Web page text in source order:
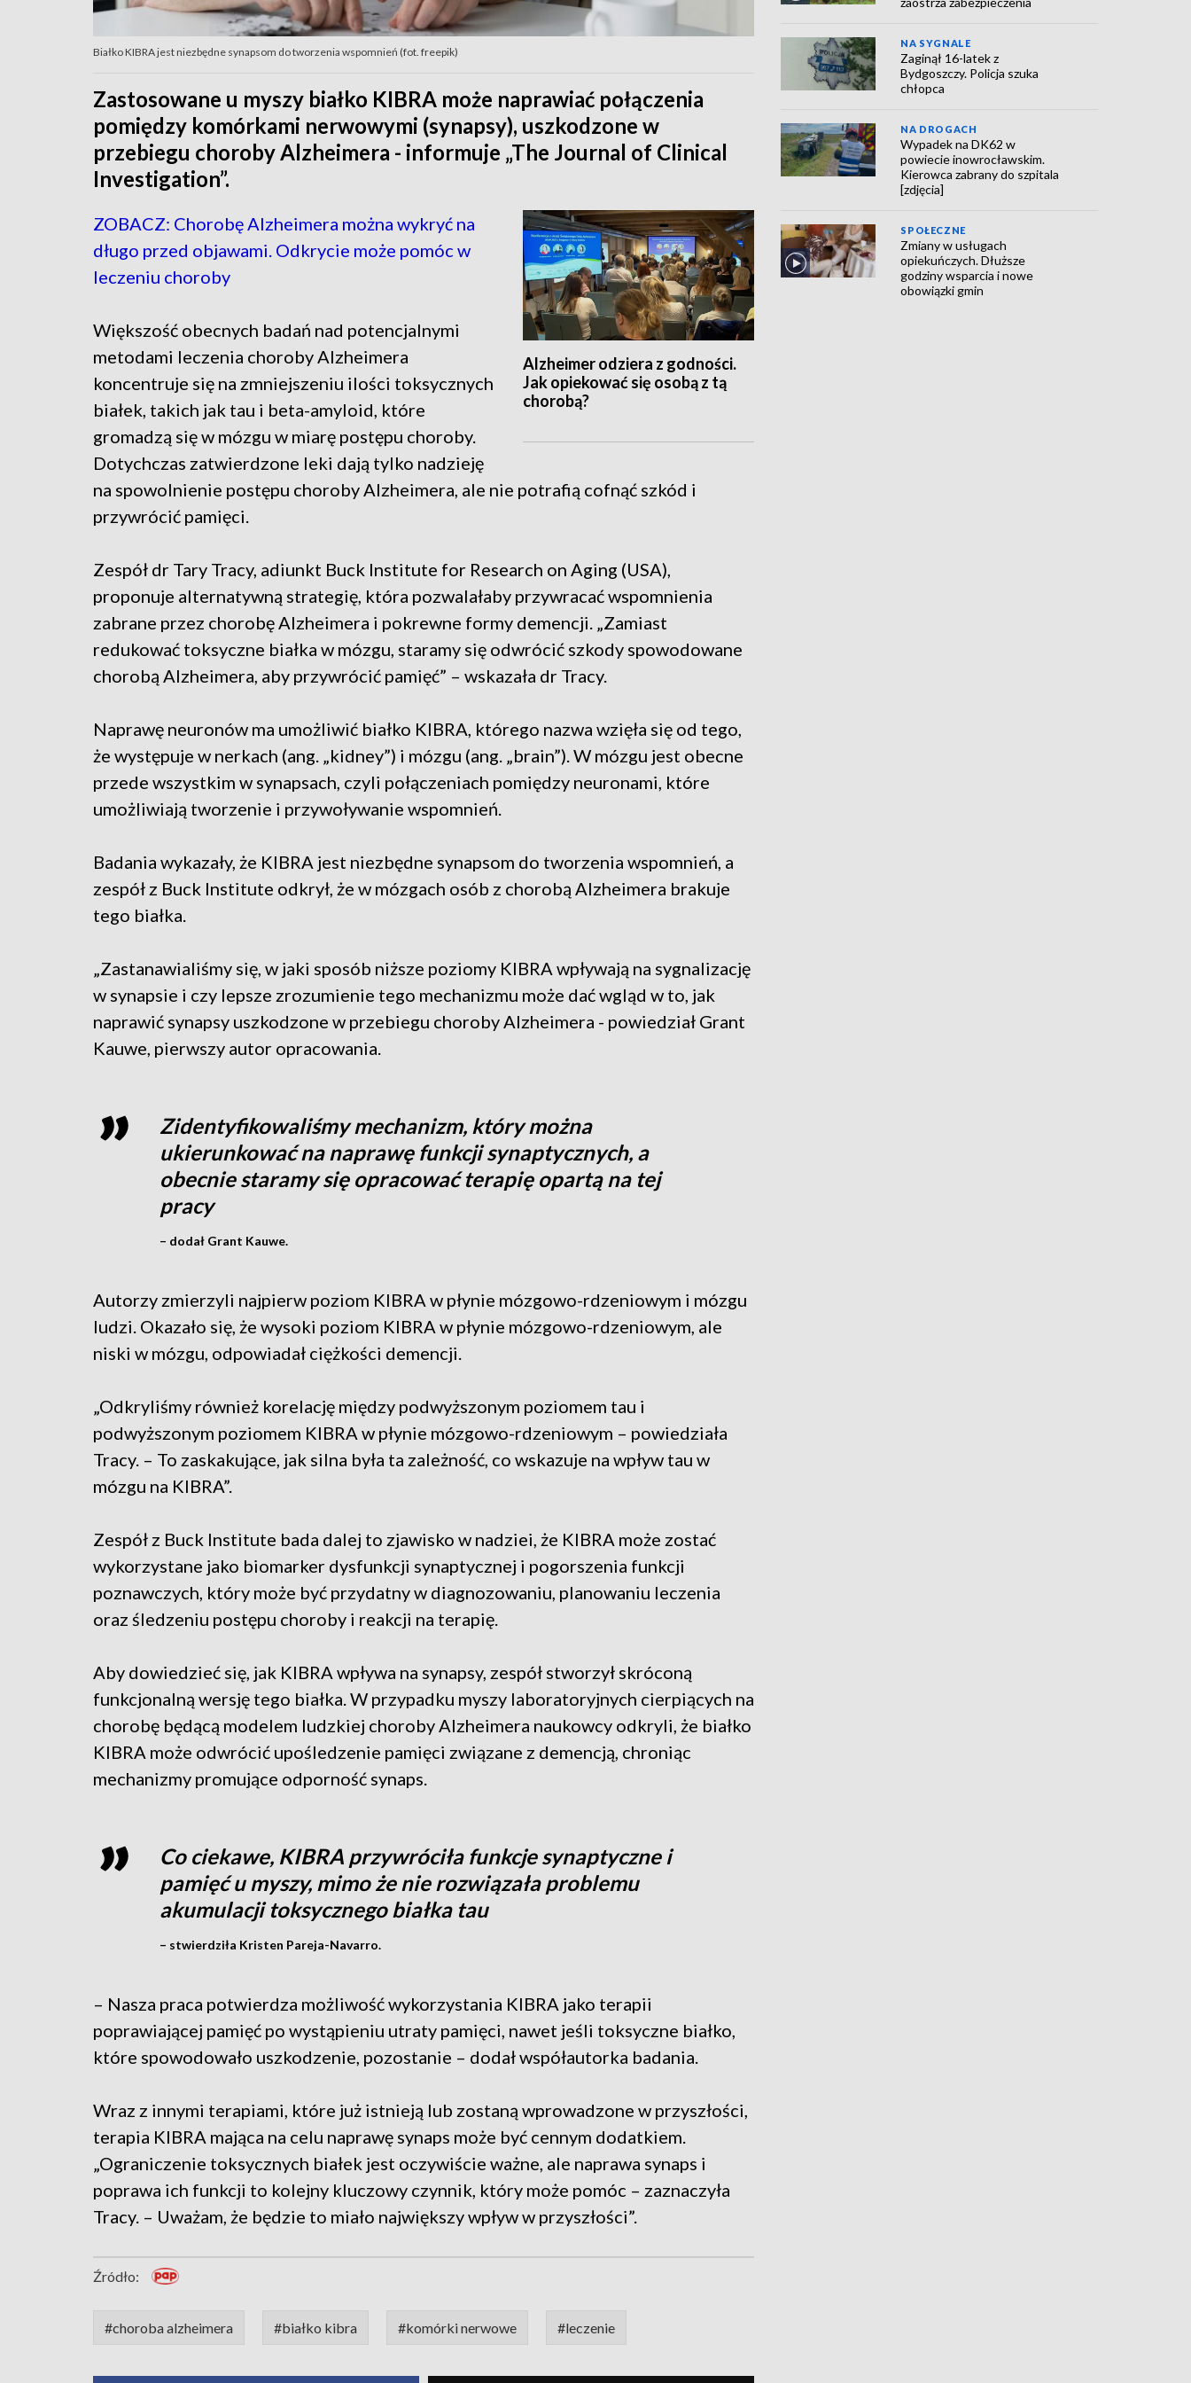
Białko KIBRA jest niezbędne synapsom do tworzenia wspomnień (fot. freepik)
Zastosowane u myszy białko KIBRA może naprawiać połączenia
pomiędzy komórkami nerwowymi (synapsy), uszkodzone w
przebiegu choroby Alzheimera - informuje „The Journal of Clinical
Investigation”.
Alzheimer odziera z godności.
Jak opiekować się osobą z tą
chorobą?
ZOBACZ: Chorobę Alzheimera można wykryć na
długo przed objawami. Odkrycie może pomóc w
leczeniu choroby
Większość obecnych badań nad potencjalnymi
metodami leczenia choroby Alzheimera
koncentruje się na zmniejszeniu ilości toksycznych
białek, takich jak tau i beta-amyloid, które
gromadzą się w mózgu w miarę postępu choroby.
Dotychczas zatwierdzone leki dają tylko nadzieję
na spowolnienie postępu choroby Alzheimera, ale nie potrafią cofnąć szkód i
przywrócić pamięci.
Zespół dr Tary Tracy, adiunkt Buck Institute for Research on Aging (USA),
proponuje alternatywną strategię, która pozwalałaby przywracać wspomnienia
zabrane przez chorobę Alzheimera i pokrewne formy demencji. „Zamiast
redukować toksyczne białka w mózgu, staramy się odwrócić szkody spowodowane
chorobą Alzheimera, aby przywrócić pamięć” – wskazała dr Tracy.
Naprawę neuronów ma umożliwić białko KIBRA, którego nazwa wzięła się od tego,
że występuje w nerkach (ang. „kidney”) i mózgu (ang. „brain”). W mózgu jest obecne
przede wszystkim w synapsach, czyli połączeniach pomiędzy neuronami, które
umożliwiają tworzenie i przywoływanie wspomnień.
Badania wykazały, że KIBRA jest niezbędne synapsom do tworzenia wspomnień, a
zespół z Buck Institute odkrył, że w mózgach osób z chorobą Alzheimera brakuje
tego białka.
„Zastanawialiśmy się, w jaki sposób niższe poziomy KIBRA wpływają na sygnalizację
w synapsie i czy lepsze zrozumienie tego mechanizmu może dać wgląd w to, jak
naprawić synapsy uszkodzone w przebiegu choroby Alzheimera - powiedział Grant
Kauwe, pierwszy autor opracowania.
Zidentyfikowaliśmy mechanizm, który można
ukierunkować na naprawę funkcji synaptycznych, a
obecnie staramy się opracować terapię opartą na tej
pracy
– dodał Grant Kauwe.
Autorzy zmierzyli najpierw poziom KIBRA w płynie mózgowo-rdzeniowym i mózgu
ludzi. Okazało się, że wysoki poziom KIBRA w płynie mózgowo-rdzeniowym, ale
niski w mózgu, odpowiadał ciężkości demencji.
„Odkryliśmy również korelację między podwyższonym poziomem tau i
podwyższonym poziomem KIBRA w płynie mózgowo-rdzeniowym – powiedziała
Tracy. – To zaskakujące, jak silna była ta zależność, co wskazuje na wpływ tau w
mózgu na KIBRA”.
Zespół z Buck Institute bada dalej to zjawisko w nadziei, że KIBRA może zostać
wykorzystane jako biomarker dysfunkcji synaptycznej i pogorszenia funkcji
poznawczych, który może być przydatny w diagnozowaniu, planowaniu leczenia
oraz śledzeniu postępu choroby i reakcji na terapię.
Aby dowiedzieć się, jak KIBRA wpływa na synapsy, zespół stworzył skróconą
funkcjonalną wersję tego białka. W przypadku myszy laboratoryjnych cierpiących na
chorobę będącą modelem ludzkiej choroby Alzheimera naukowcy odkryli, że białko
KIBRA może odwrócić upośledzenie pamięci związane z demencją, chroniąc
mechanizmy promujące odporność synaps.
Co ciekawe, KIBRA przywróciła funkcje synaptyczne i
pamięć u myszy, mimo że nie rozwiązała problemu
akumulacji toksycznego białka tau
– stwierdziła Kristen Pareja-Navarro.
– Nasza praca potwierdza możliwość wykorzystania KIBRA jako terapii
poprawiającej pamięć po wystąpieniu utraty pamięci, nawet jeśli toksyczne białko,
które spowodowało uszkodzenie, pozostanie – dodał współautorka badania.
Wraz z innymi terapiami, które już istnieją lub zostaną wprowadzone w przyszłości,
terapia KIBRA mająca na celu naprawę synaps może być cennym dodatkiem.
„Ograniczenie toksycznych białek jest oczywiście ważne, ale naprawa synaps i
poprawa ich funkcji to kolejny kluczowy czynnik, który może pomóc – zaznaczyła
Tracy. – Uważam, że będzie to miało największy wpływ w przyszłości”.
Źródło:
#choroba alzheimera #białko kibra #komórki nerwowe #leczenie
NA SYGNALE
Zaginął 16-latek z
Bydgoszczy. Policja szuka
chłopca
NA DROGACH
Wypadek na DK62 w
powiecie inowrocławskim.
Kierowca zabrany do szpitala
[zdjęcia]
SPOŁECZNE
Zmiany w usługach
opiekuńczych. Dłuższe
godziny wsparcia i nowe
obowiązki gmin